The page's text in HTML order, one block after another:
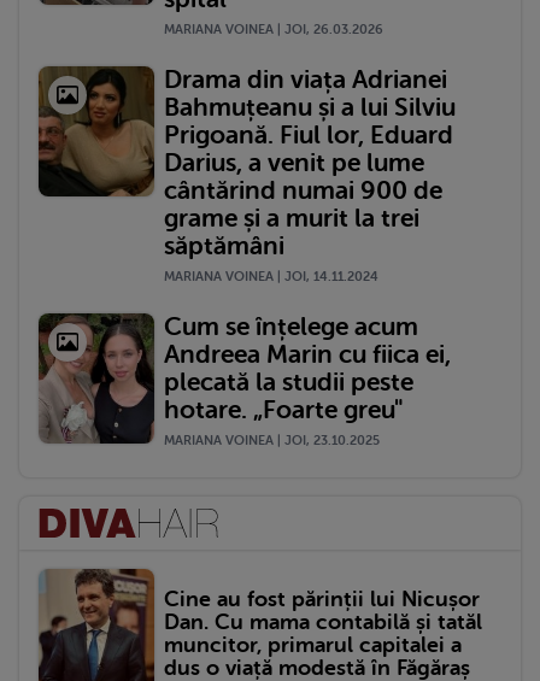
MARIANA VOINEA | JOI, 26.03.2026
Drama din viața Adrianei
Bahmuțeanu și a lui Silviu
Prigoană. Fiul lor, Eduard
Darius, a venit pe lume
cântărind numai 900 de
grame și a murit la trei
săptămâni
MARIANA VOINEA | JOI, 14.11.2024
Cum se înțelege acum
Andreea Marin cu fiica ei,
plecată la studii peste
hotare. „Foarte greu"
MARIANA VOINEA | JOI, 23.10.2025
Cine au fost părinții lui Nicușor
Dan. Cu mama contabilă și tatăl
muncitor, primarul capitalei a
dus o viață modestă în Făgăraș